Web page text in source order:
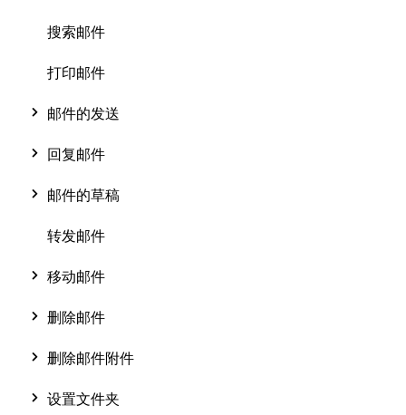
搜索邮件
打印邮件
邮件的发送
回复邮件
邮件的草稿
转发邮件
移动邮件
删除邮件
删除邮件附件
设置文件夹